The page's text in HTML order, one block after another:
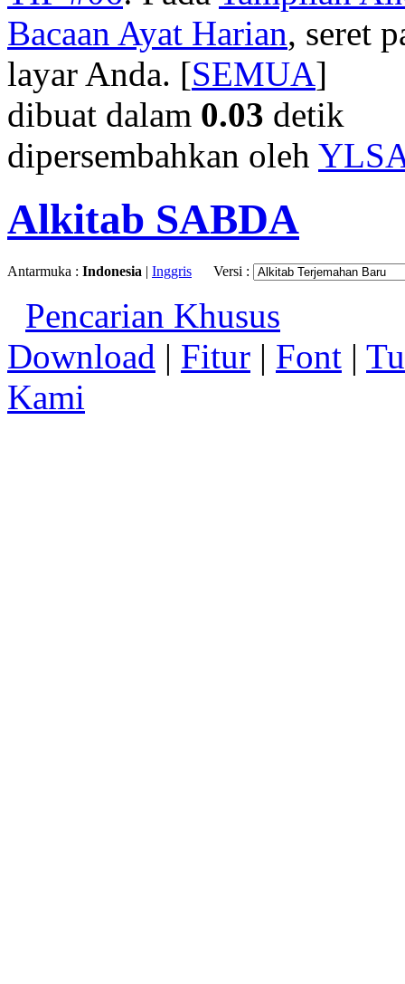
Bacaan Ayat Harian, seret
layar Anda. [SEMUA]
dibuat dalam 0.03 detik
dipersembahkan oleh
Alkitab SABDA
Antarmuka : Indonesia | Inggris Versi :
Pencarian Khusus
Download | Fitur | Font |
Kami